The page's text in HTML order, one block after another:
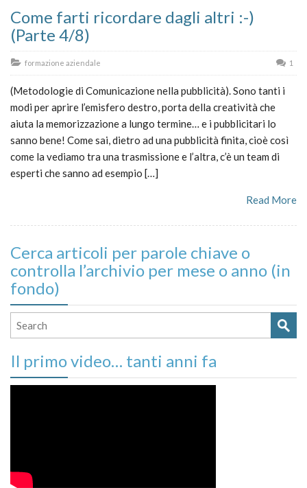
Come farti ricordare dagli altri :-)
(Parte 4/8)
formazione aziendale 1
(Metodologie di Comunicazione nella pubblicità). Sono tanti i
modi per aprire l’emisfero destro, porta della creatività che
aiuta la memorizzazione a lungo termine… e i pubblicitari lo
sanno bene! Come sai, dietro ad una pubblicità finita, cioè così
come la vediamo tra una trasmissione e l’altra, c’è un team di
esperti che sanno ad esempio […]
Read More
Cerca articoli per parole chiave o
controlla l’archivio per mese o anno (in
fondo)
Il primo video… tanti anni fa